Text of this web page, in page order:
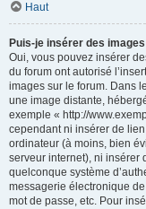
Haut
Puis-je insérer des
Oui, vous pouvez insérer
du forum ont autorisé
images sur le forum. Dans
une image distante,
exemple « http://
cependant ni insérer de
ordinateur (à moins, bien
serveur internet), ni insérer
quelconque système
messagerie électronique
mot de passe, etc. Pour